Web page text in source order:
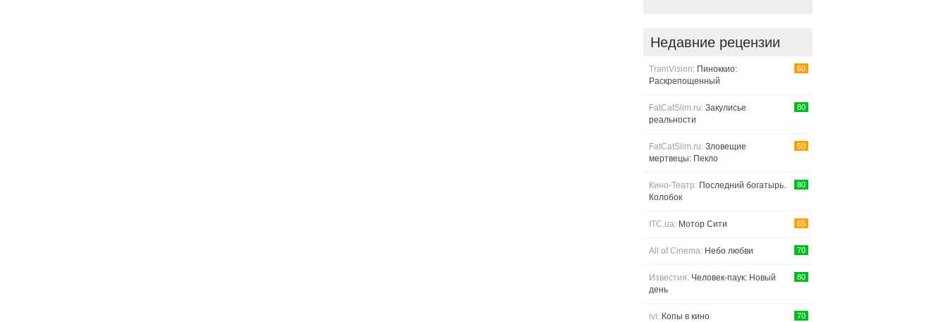
Недавние рецензии
TramVision: Пиноккио:
Раскрепощенный
60
FatCatSlim.ru: Закулисье
реальности
80
FatCatSlim.ru: Зловещие
мертвецы: Пекло
50
Кино-Театр: Последний богатырь.
Колобок
80
ITC.ua: Мотор Сити 65
All of Cinema: Небо любви 70
Известия: Человек-паук: Новый
день
80
ivi: Копы в кино 70